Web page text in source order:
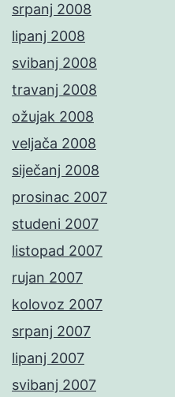
srpanj 2008
lipanj 2008
svibanj 2008
travanj 2008
ožujak 2008
veljača 2008
siječanj 2008
prosinac 2007
studeni 2007
listopad 2007
rujan 2007
kolovoz 2007
srpanj 2007
lipanj 2007
svibanj 2007